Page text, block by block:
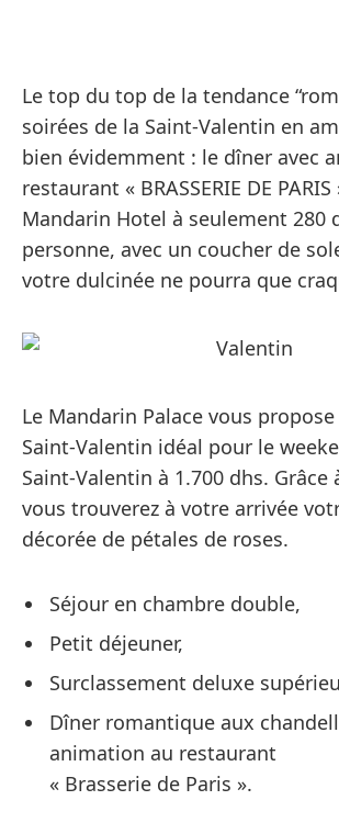
Le top du top de la tendance
soirées de la Saint-Valentin en
bien évidemment : le dîner avec
restaurant « BRASSERIE DE PARIS
Mandarin Hotel à seulement 280
personne, avec un coucher de
votre dulcinée ne pourra que
Le Mandarin Palace vous
Saint-Valentin idéal pour le
Saint-Valentin à 1.700 dhs. Grâce
vous trouverez à votre arrivée
décorée de pétales de roses.
Séjour en chambre double,
Petit déjeuner,
Surclassement deluxe
Dîner romantique aux
animation au restaurant
« Brasserie de Paris ».